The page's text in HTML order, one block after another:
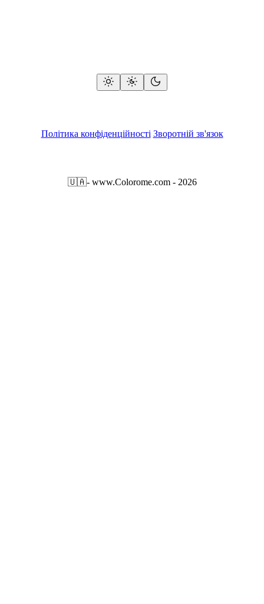
Політика конфіденційності Зворотній зв'язок
🇺🇦- www.Colorome.com - 2026